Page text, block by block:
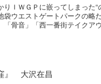
りＩＷＧＰに嵌ってしまった
袋ウエストゲートパークの略
「骨音」「西一番街テイクア
』 大沢在昌